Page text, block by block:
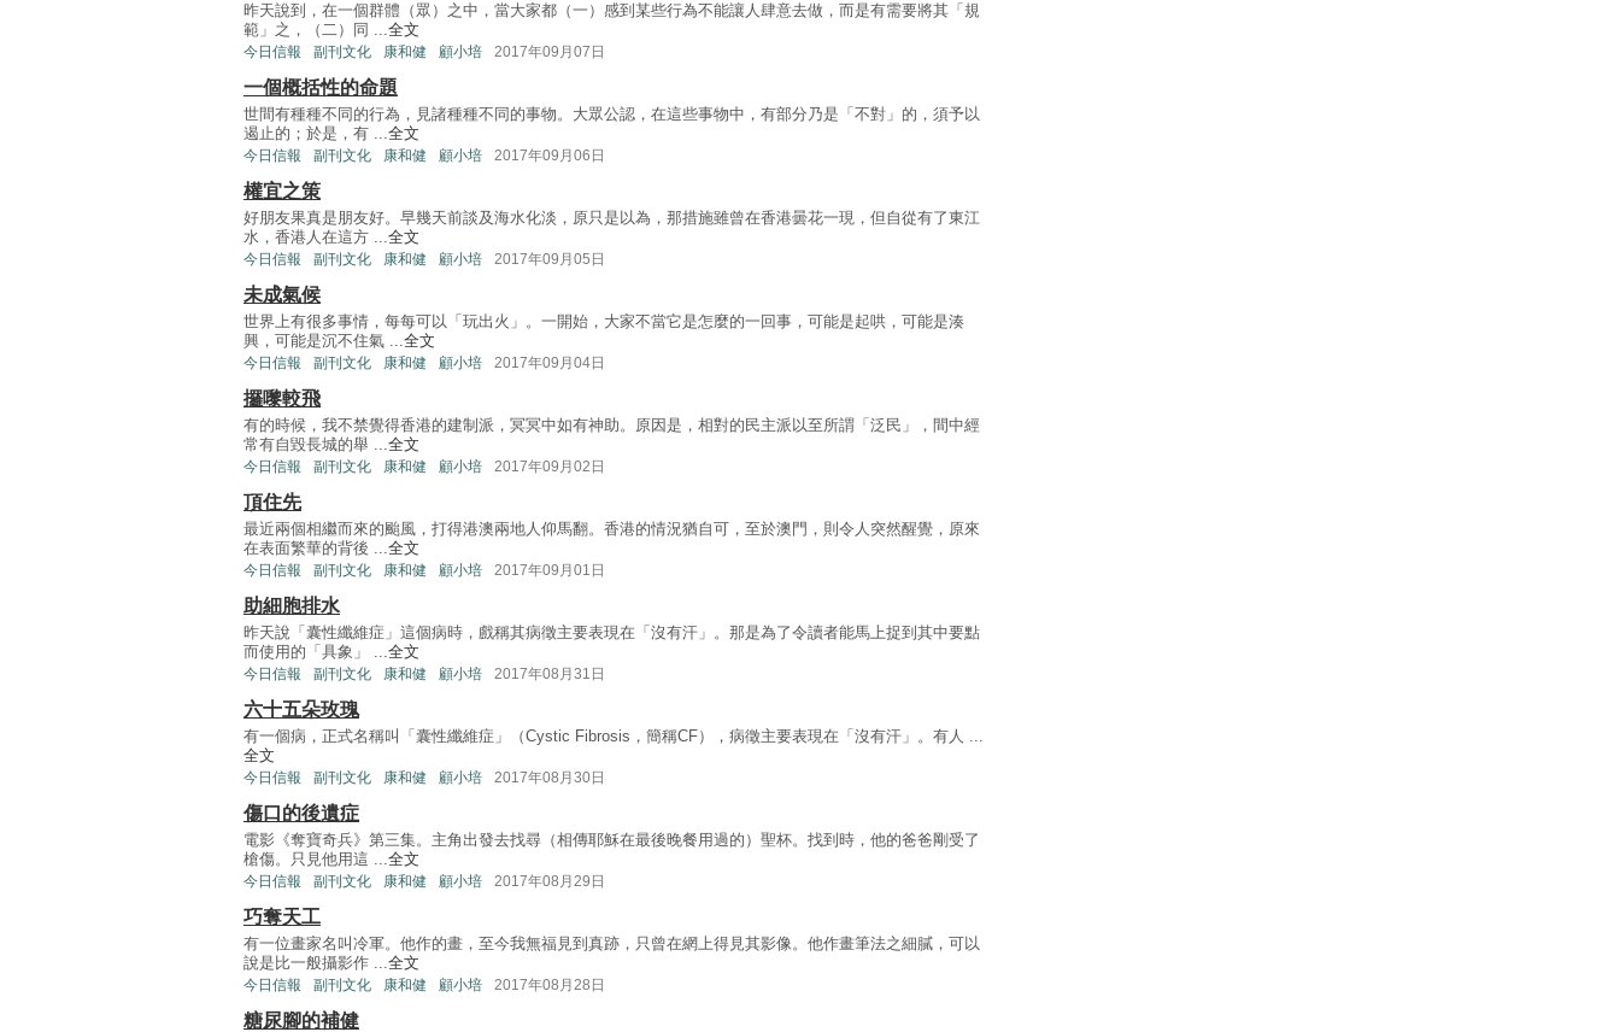
昨天說到，在一個群體（眾）之中，當大家都（一）感到某些行為不能讓人肆意去做，而是有需要將其「規
範」之，（二）同 ...全文
今日信報 副刊文化 康和健 顧小培 2017年09月07日
一個概括性的命題
世間有種種不同的行為，見諸種種不同的事物。大眾公認，在這些事物中，有部分乃是「不對」的，須予以
遏止的；於是，有 ...全文
今日信報 副刊文化 康和健 顧小培 2017年09月06日
權宜之策
好朋友果真是朋友好。早幾天前談及海水化淡，原只是以為，那措施雖曾在香港曇花一現，但自從有了東江
水，香港人在這方 ...全文
今日信報 副刊文化 康和健 顧小培 2017年09月05日
未成氣候
世界上有很多事情，每每可以「玩出火」。一開始，大家不當它是怎麼的一回事，可能是起哄，可能是湊
興，可能是沉不住氣 ...全文
今日信報 副刊文化 康和健 顧小培 2017年09月04日
攞嚟較飛
有的時候，我不禁覺得香港的建制派，冥冥中如有神助。原因是，相對的民主派以至所謂「泛民」，間中經
常有自毀長城的舉 ...全文
今日信報 副刊文化 康和健 顧小培 2017年09月02日
頂住先
最近兩個相繼而來的颱風，打得港澳兩地人仰馬翻。香港的情況猶自可，至於澳門，則令人突然醒覺，原來
在表面繁華的背後 ...全文
今日信報 副刊文化 康和健 顧小培 2017年09月01日
助細胞排水
昨天說「囊性纖維症」這個病時，戲稱其病徵主要表現在「沒有汗」。那是為了令讀者能馬上捉到其中要點
而使用的「具象」 ...全文
今日信報 副刊文化 康和健 顧小培 2017年08月31日
六十五朵玫瑰
有一個病，正式名稱叫「囊性纖維症」（Cystic Fibrosis，簡稱CF），病徵主要表現在「沒有汗」。有人 ...
全文
今日信報 副刊文化 康和健 顧小培 2017年08月30日
傷口的後遺症
電影《奪寶奇兵》第三集。主角出發去找尋（相傳耶穌在最後晚餐用過的）聖杯。找到時，他的爸爸剛受了
槍傷。只見他用這 ...全文
今日信報 副刊文化 康和健 顧小培 2017年08月29日
巧奪天工
有一位畫家名叫冷軍。他作的畫，至今我無福見到真跡，只曾在網上得見其影像。他作畫筆法之細膩，可以
說是比一般攝影作 ...全文
今日信報 副刊文化 康和健 顧小培 2017年08月28日
糖尿腳的補健